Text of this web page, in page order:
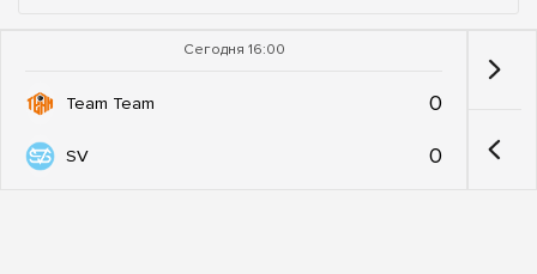
Сегодня 16:00
Team Team 0
SV 0